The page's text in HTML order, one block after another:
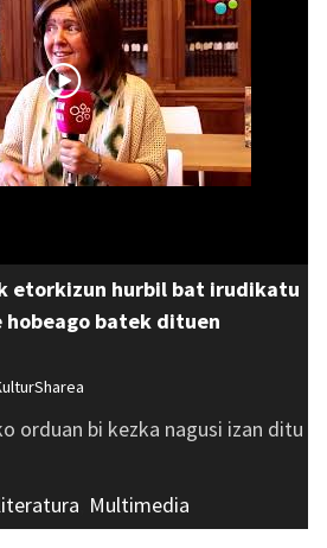
etorkizun hurbil bat irudikatu
batek dituen
orduan bi kezka nagusi izan ditu
Multimedia